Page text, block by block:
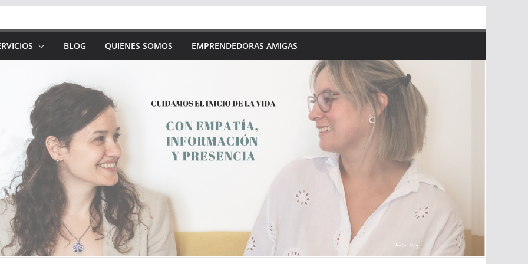
BLOG QUIENES SOMOS EMPRENDEDORAS AMIGAS